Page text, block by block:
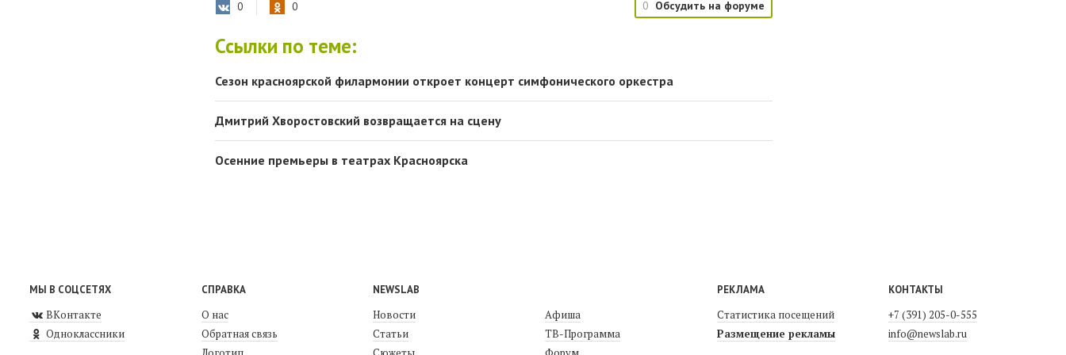
0 0 0 Обсудить на форуме
Ссылки по теме:
Сезон красноярской филармонии откроет концерт симфонического оркестра
Дмитрий Хворостовский возвращается на сцену
Осенние премьеры в театрах Красноярска
МЫ В СОЦСЕТЯХ
ВКонтакте
Одноклассники
СПРАВКА
О нас
Обратная связь
NEWSLAB
Новости
Статьи
Афиша
ТВ-Программа
РЕКЛАМА
Статистика посещений
Размещение рекламы
КОНТАКТЫ
+7 (391) 205-0-555
info@newslab.ru